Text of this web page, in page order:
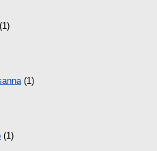
(1)
(1)
(1)